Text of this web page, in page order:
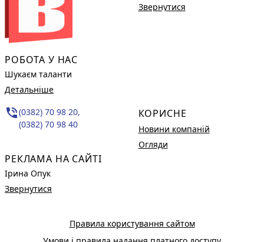
РОБОТА У НАС
Шукаєм таланти
Детальніше
phone_in_talk(0382) 70 98 20,
(0382) 70 98 40
РЕКЛАМА НА САЙТІ
Ірина Опук
Звернутися
Звернутися
КОРИСНЕ
Новини компаній
Огляди
Правила користування сайтом